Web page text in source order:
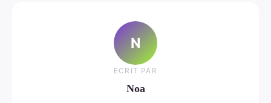
N
ECRIT PAR
Noa